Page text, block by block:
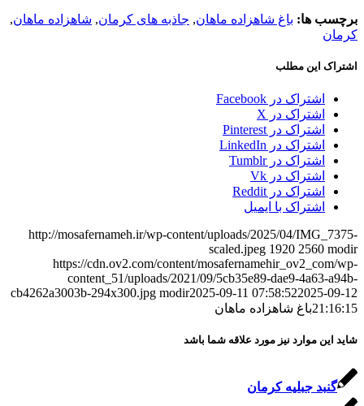
برچسب ها: باغ شاهزاده ماهان, جاذبه های کرمان, شاهزاده ماهان,
کرمان
اشتراک این مطلب
اشتراک در Facebook
اشتراک در X
اشتراک در Pinterest
اشتراک در LinkedIn
اشتراک در Tumblr
اشتراک در Vk
اشتراک در Reddit
اشتراک با ایمیل
http://mosafernameh.ir/wp-content/uploads/2025/04/IMG_7375-
scaled.jpeg 1920 2560 modir
https://cdn.ov2.com/content/mosafernamehir_ov2_com/wp-
content_51/uploads/2021/09/5cb35e89-dae9-4a63-a94b-
cb4262a3003b-294x300.jpg modir2025-09-11 07:58:522025-09-12
21:16:15باغ شاهزاده ماهان
شاید این موارد نیز مورد علاقه شما باشد
گنبد جبلیه کرمان